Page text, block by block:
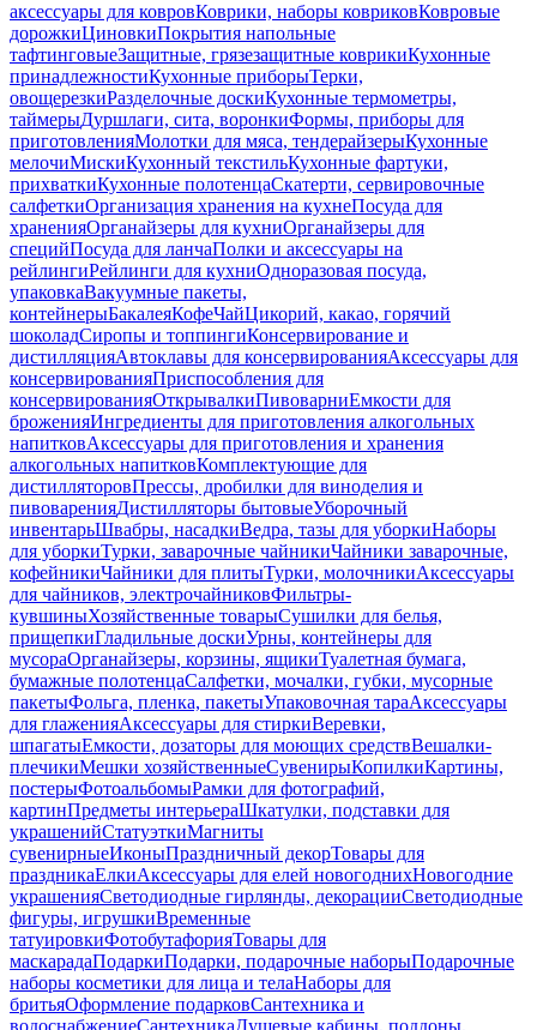
аксессуары для ковровКоврики, наборы ковриковКовровые
дорожкиЦиновкиПокрытия напольные
тафтинговыеЗащитные, грязезащитные коврикиКухонные
принадлежностиКухонные приборыТерки,
овощерезкиРазделочные доскиКухонные термометры,
таймерыДуршлаги, сита, воронкиФормы, приборы для
приготовленияМолотки для мяса, тендерайзерыКухонные
мелочиМискиКухонный текстильКухонные фартуки,
прихваткиКухонные полотенцаСкатерти, сервировочные
салфеткиОрганизация хранения на кухнеПосуда для
храненияОрганайзеры для кухниОрганайзеры для
специйПосуда для ланчаПолки и аксессуары на
рейлингиРейлинги для кухниОдноразовая посуда,
упаковкаВакуумные пакеты,
контейнерыБакалеяКофеЧайЦикорий, какао, горячий
шоколадСиропы и топпингиКонсервирование и
дистилляцияАвтоклавы для консервированияАксессуары для
консервированияПриспособления для
консервированияОткрывалкиПивоварниЕмкости для
броженияИнгредиенты для приготовления алкогольных
напитковАксессуары для приготовления и хранения
алкогольных напитковКомплектующие для
дистилляторовПрессы, дробилки для виноделия и
пивоваренияДистилляторы бытовыеУборочный
инвентарьШвабры, насадкиВедра, тазы для уборкиНаборы
для уборкиТурки, заварочные чайникиЧайники заварочные,
кофейникиЧайники для плитыТурки, молочникиАксессуары
для чайников, электрочайниковФильтры-
кувшиныХозяйственные товарыСушилки для белья,
прищепкиГладильные доскиУрны, контейнеры для
мусораОрганайзеры, корзины, ящикиТуалетная бумага,
бумажные полотенцаСалфетки, мочалки, губки, мусорные
пакетыФольга, пленка, пакетыУпаковочная тараАксессуары
для глаженияАксессуары для стиркиВеревки,
шпагатыЕмкости, дозаторы для моющих средствВешалки-
плечикиМешки хозяйственныеСувенирыКопилкиКартины,
постерыФотоальбомыРамки для фотографий,
картинПредметы интерьераШкатулки, подставки для
украшенийСтатуэткиМагниты
сувенирныеИконыПраздничный декорТовары для
праздникаЕлкиАксессуары для елей новогоднихНовогодние
украшенияСветодиодные гирлянды, декорацииСветодиодные
фигуры, игрушкиВременные
татуировкиФотобутафорияТовары для
маскарадаПодаркиПодарки, подарочные наборыПодарочные
наборы косметики для лица и телаНаборы для
бритьяОформление подарковСантехника и
водоснабжениеСантехникаДушевые кабины, поддоны,